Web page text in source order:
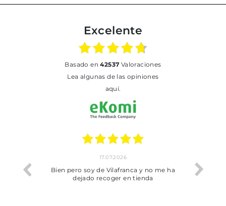
Excelente
basado en42537 Valoraciones
Lea algunas de las opiniones
aquí.
de Vilafranca y no me ha
recoger en tienda
Todo bien